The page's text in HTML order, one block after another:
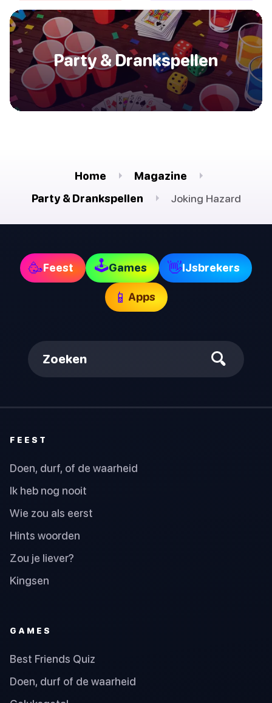
Party & Drankspellen
Home
Magazine
Party & Drankspellen
Joking Hazard
🥳Feest 🕹Games 👋IJsbrekers
📱 Apps
Zoeken
FEEST
Doen, durf, of de waarheid
Ik heb nog nooit
Wie zou als eerst
Hints woorden
Zou je liever?
Kingsen
GAMES
Best Friends Quiz
Doen, durf of de waarheid